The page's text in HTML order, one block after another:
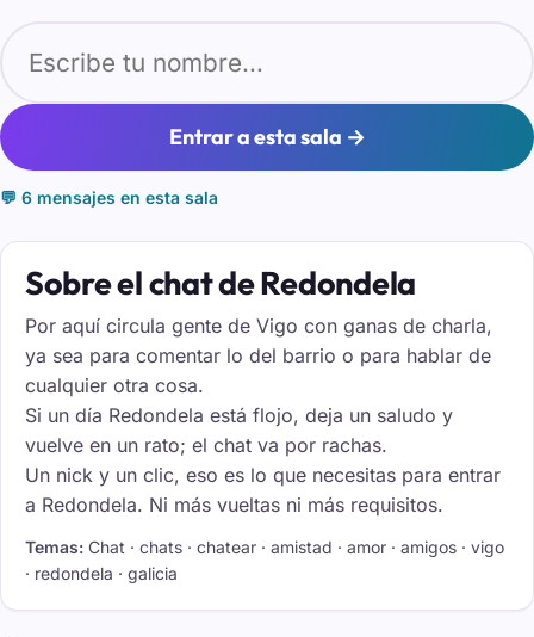
Entrar a esta sala →
💬 6 mensajes en esta sala
Sobre el chat de Redondela
Por aquí circula gente de Vigo con ganas de charla,
ya sea para comentar lo del barrio o para hablar de
cualquier otra cosa.
Si un día Redondela está flojo, deja un saludo y
vuelve en un rato; el chat va por rachas.
Un nick y un clic, eso es lo que necesitas para entrar
a Redondela. Ni más vueltas ni más requisitos.
Temas: Chat · chats · chatear · amistad · amor · amigos · vigo
· redondela · galicia